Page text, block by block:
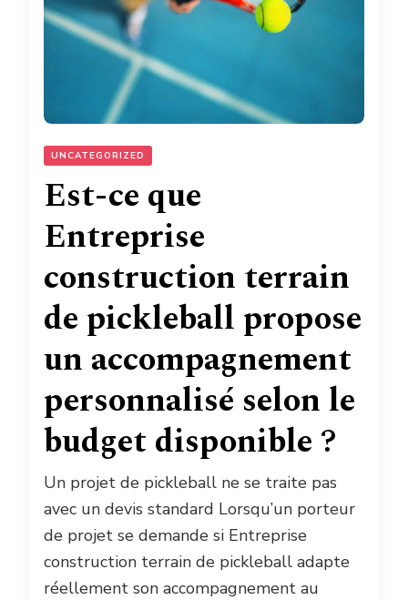
UNCATEGORIZED
Est-ce que
Entreprise
construction terrain
de pickleball propose
un accompagnement
personnalisé selon le
budget disponible ?
Un projet de pickleball ne se traite pas
avec un devis standard Lorsqu’un porteur
de projet se demande si Entreprise
construction terrain de pickleball adapte
réellement son accompagnement au